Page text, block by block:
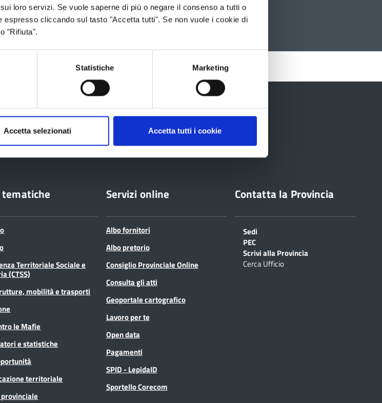
loro servizi. Se vuole saperne di più o negare il consenso a tutti o
cliccando sul tasto "Accetta tutti". Se non vuole i cookie di
"Rifiuta".
Statistiche Marketing
Accetta selezionati Accetta tutti i cookie
Territoriale Sociale e
(CTSS)
mobilità e trasporti
le Mafie
e statistiche
territoriale
Servizi online
Albo fornitori
Albo pretorio
Consiglio Provinciale Online
Consulta gli atti
Geoportale cartografico
Lavoro per te
Open data
Pagamenti
SPID - LepidaID
Sportello Corecom
Contatta la Provincia
Sedi
PEC
Scrivi alla Provincia
Cerca Ufficio